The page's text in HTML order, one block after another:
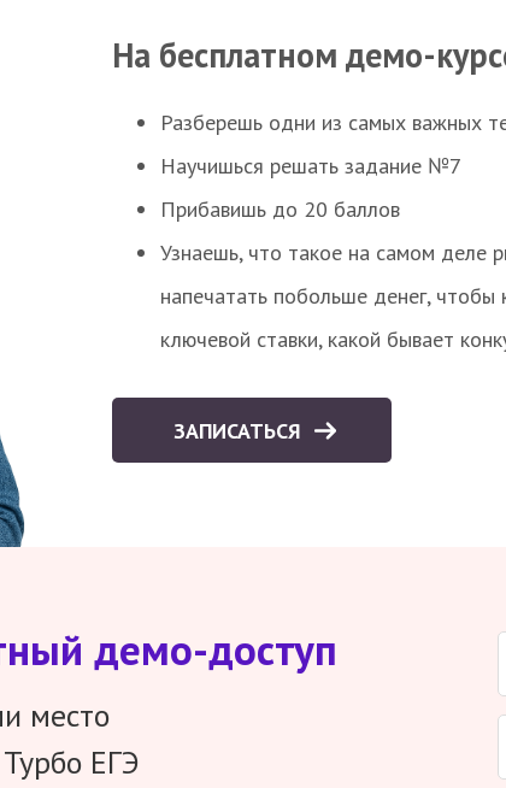
На бесплатном демо-
Разберешь одни из самых важных
Научишься решать задание №7
Прибавишь до 20 баллов
Узнаешь, что такое на самом деле
напечатать побольше денег,
ключевой ставки, какой бывает
ЗАПИСАТЬСЯ
демо-доступ
место
ЕГЭ